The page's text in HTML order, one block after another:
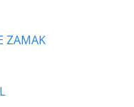
ZAMAK